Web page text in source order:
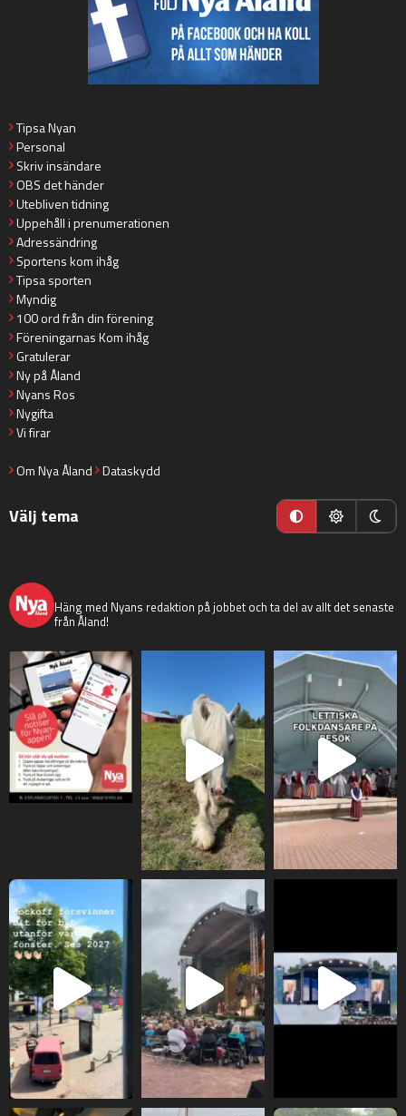
Tipsa Nyan
Personal
Skriv insändare
OBS det händer
Utebliven tidning
Uppehåll i prenumerationen
Adressändring
Sportens kom ihåg
Tipsa sporten
Myndig
100 ord från din förening
Föreningarnas Kom ihåg
Gratulerar
Ny på Åland
Nyans Ros
Nygifta
Vi firar
Om Nya Åland Dataskydd
Välj tema
Häng med Nyans redaktion på jobbet och ta del av allt det senaste
från Åland!